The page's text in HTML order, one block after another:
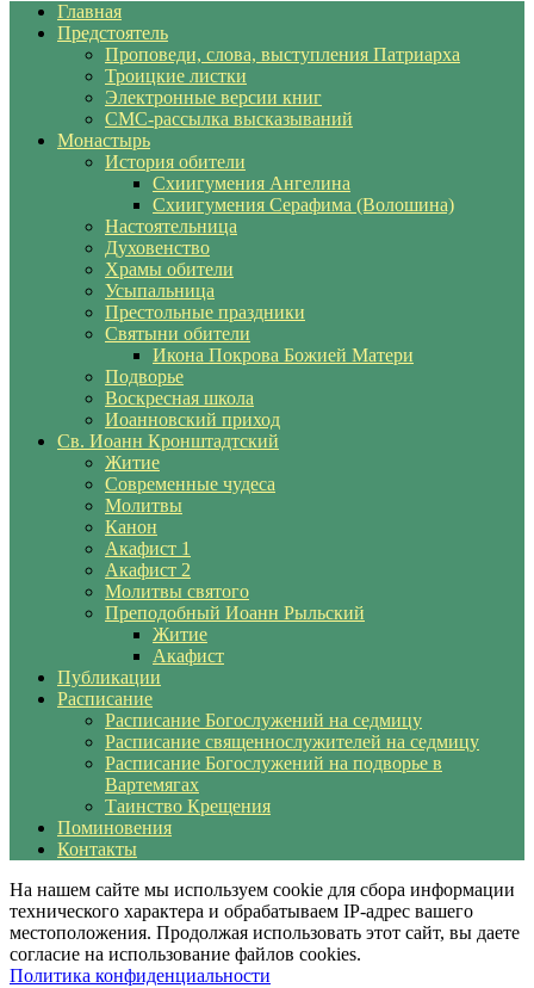
Главная
Предстоятель
Проповеди, слова, выступления Патриарха
Троицкие листки
Электронные версии книг
СМС-рассылка высказываний
Монастырь
История обители
Схиигумения Ангелина
Схиигумения Серафима (Волошина)
Настоятельница
Духовенство
Храмы обители
Усыпальница
Престольные праздники
Святыни обители
Икона Покрова Божией Матери
Подворье
Воскресная школа
Иоанновский приход
Св. Иоанн Кронштадтский
Житие
Современные чудеса
Молитвы
Канон
Акафист 1
Акафист 2
Молитвы святого
Преподобный Иоанн Рыльский
Житие
Акафист
Публикации
Расписание
Расписание Богослужений на седмицу
Расписание священнослужителей на седмицу
Расписание Богослужений на подворье в
Вартемягах
Таинство Крещения
Поминовения
Контакты
На нашем сайте мы используем cookie для сбора информации
технического характера и обрабатываем IP-адрес вашего
местоположения. Продолжая использовать этот сайт, вы даете
согласие на использование файлов cookies.
Политика конфиденциальности